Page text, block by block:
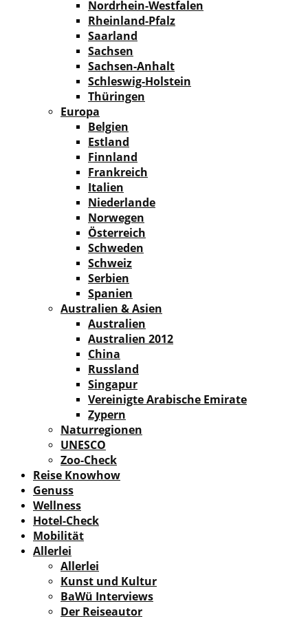
Nordrhein-Westfalen
Rheinland-Pfalz
Saarland
Sachsen
Sachsen-Anhalt
Schleswig-Holstein
Thüringen
Europa
Belgien
Estland
Finnland
Frankreich
Italien
Niederlande
Norwegen
Österreich
Schweden
Schweiz
Serbien
Spanien
Australien & Asien
Australien
Australien 2012
China
Russland
Singapur
Vereinigte Arabische Emirate
Zypern
Naturregionen
UNESCO
Zoo-Check
Reise Knowhow
Genuss
Wellness
Hotel-Check
Mobilität
Allerlei
Allerlei
Kunst und Kultur
BaWü Interviews
Der Reiseautor